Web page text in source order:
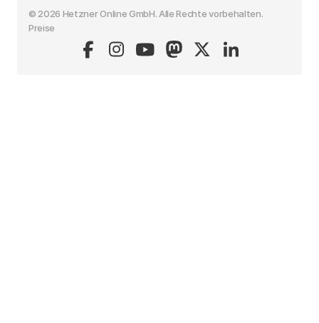
© 2026 Hetzner Online GmbH. Alle Rechte vorbehalten.
Preise